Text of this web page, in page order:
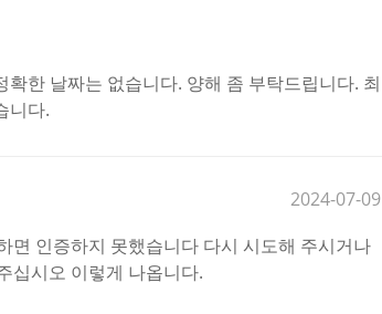
한 날짜는 없습니다. 양해 좀 부탁드립니다. 최
니다.
2024-07-09
면 인증하지 못했습니다 다시 시도해 주시거나
십시오 이렇게 나옵니다.